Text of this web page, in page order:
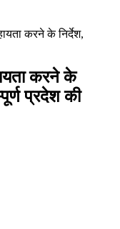
करने के निर्देश,
करने के
प्रदेश की